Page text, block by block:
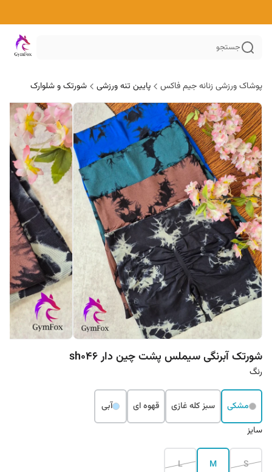
جستجو
پوشاک ورزشی زنانه جیم فاکس پایین تنه ورزشی شورتک و شلوارک
شورتک آبرنگی سیملس پشت چین دار sh0۴۶
رنگ
مشکی سبز کله غازی قهوه ای
آبی
سایز
S
M
L